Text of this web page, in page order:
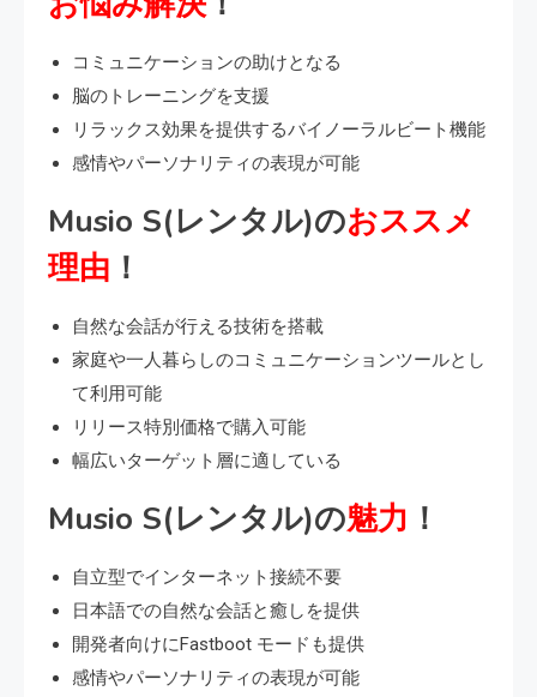
コミュニケーションの助けとなる
脳のトレーニングを支援
リラックス効果を提供するバイノーラルビート機能
感情やパーソナリティの表現が可能
Musio S(レンタル)のおススメ
理由 ！
自然な会話が行える技術を搭載
家庭や一人暮らしのコミュニケーションツールとし
て利用可能
リリース特別価格で購入可能
幅広いターゲット層に適している
Musio S(レンタル)の魅力 ！
自立型でインターネット接続不要
日本語での自然な会話と癒しを提供
開発者向けにFastboot モードも提供
感情やパーソナリティの表現が可能